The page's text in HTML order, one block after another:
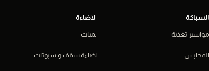
السباكة
مواسير تغذية
المحابس
الاضاءة
لمبات
اضاءة سقف و سبوتات